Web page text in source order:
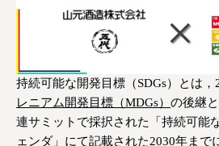
持続可能な開発目標（SDGs）とは，
レニアム開発目標（MDGs） の後継
連サミットで採択された「持続可能
ェンダ」にて記載された2030年まで